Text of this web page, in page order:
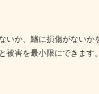
いか、鰭に損傷がないか
被害を最小限にできます。